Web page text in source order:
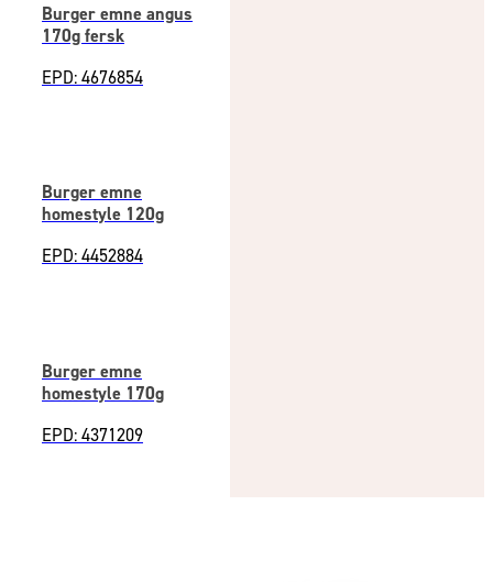
Burger emne angus
170g fersk
EPD: 4676854
Burger emne
homestyle 120g
EPD: 4452884
Burger emne
homestyle 170g
EPD: 4371209